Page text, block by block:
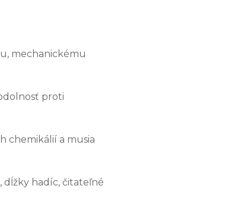
mechanickému
proti
chemikálií a musia
dĺžky hadíc, čitateľné